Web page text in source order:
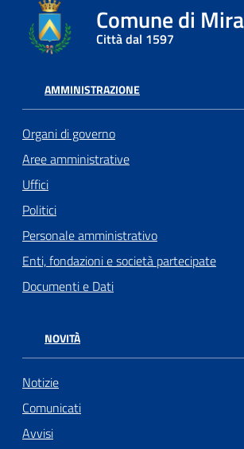
argomenti
Seguici
su
Comune di
Città dal 1597
AMMINISTRAZIONE
Organi di governo
Aree amministrative
Uffici
Politici
Personale amministrativo
Enti, fondazioni e società partecipate
Documenti e Dati
NOVITÀ
Notizie
Comunicati
Avvisi